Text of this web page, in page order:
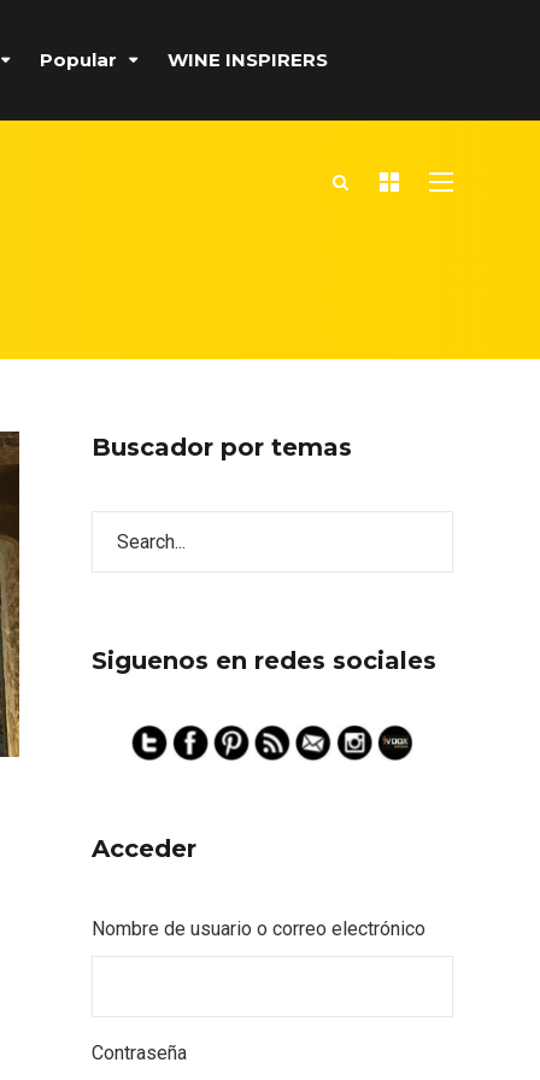
Popular WINE INSPIRERS
Buscador por temas
Siguenos en redes sociales
Acceder
Nombre de usuario o correo electrónico
Contraseña